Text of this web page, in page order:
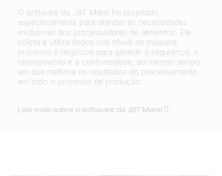
O software da JBT Marel foi projetado
especificamente para atender às necessidades
exclusivas dos processadores de alimentos. Ele
coleta e utiliza dados nos níveis de máquina,
processo e negócios para garantir a segurança, o
rastreamento e a conformidade, ao mesmo tempo
em que melhora os resultados do processamento
em todo o processo de produção.
Leia mais sobre o software da JBT Marel